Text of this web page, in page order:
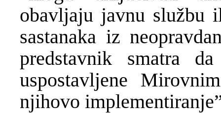
obavljaju javnu službu
sastanaka iz
predstavnik smatra
uspostavljene
njihovo